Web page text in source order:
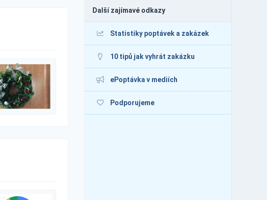
Další zajímavé odkazy
Statistiky poptávek a zakázek
10 tipů jak vyhrát zakázku
ePoptávka v mediích
Podporujeme